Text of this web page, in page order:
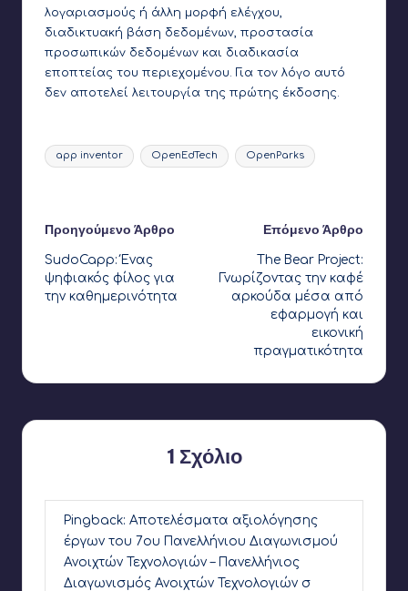
λογαριασμούς ή άλλη μορφή ελέγχου,
διαδικτυακή βάση δεδομένων, προστασία
προσωπικών δεδομένων και διαδικασία
εποπτείας του περιεχομένου. Για τον λόγο αυτό
δεν αποτελεί λειτουργία της πρώτης έκδοσης.
Ετικέτες:
app inventor OpenEdTech OpenParks
Πλοήγηση
δημοσιεύσεων
Προηγούμενο Άρθρο
SudoCapp: Ένας
ψηφιακός φίλος για
την καθημερινότητα
Επόμενο Άρθρο
The Bear Project:
Γνωρίζοντας την καφέ
αρκούδα μέσα από
εφαρμογή και
εικονική
πραγματικότητα
1 Σχόλιο
Pingback: Αποτελέσματα αξιολόγησης
έργων του 7ου Πανελλήνιου Διαγωνισμού
Ανοιχτών Τεχνολογιών – Πανελλήνιος
Διαγωνισμός Ανοιχτών Τεχνολογιών σ